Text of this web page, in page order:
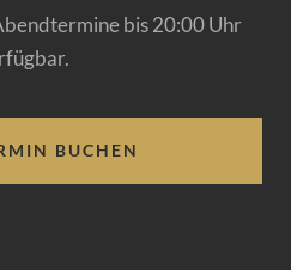
bis 20:00 Uhr
BUCHEN